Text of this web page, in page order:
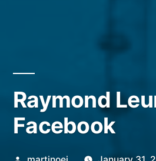
Raymond
Facebook
Posted